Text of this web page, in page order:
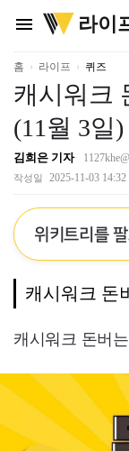
menu
위
키
리
라이
홈 라이프 퀴즈
캐시워크
(11월 3일)
김희은 기자
작성일 2025-11-03 14:32
위키트리를
캐시워크 돈
캐시워크 돈버